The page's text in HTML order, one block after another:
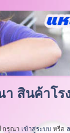
สินค้าโร
กรุณา เข้าสู่ระบบ หรือ